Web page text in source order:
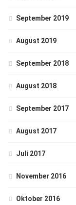
September 2019
August 2019
September 2018
August 2018
September 2017
August 2017
Juli 2017
November 2016
Oktober 2016